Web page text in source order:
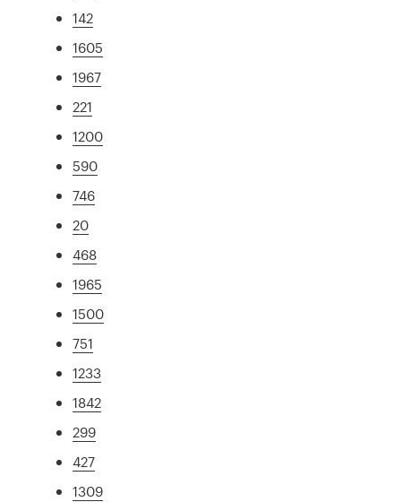
142
1605
1967
221
1200
590
746
20
468
1965
1500
751
1233
1842
299
427
1309